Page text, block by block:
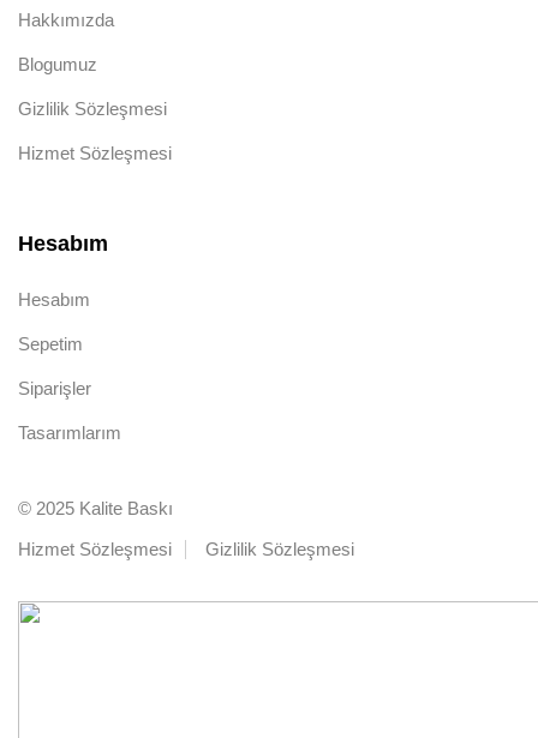
Hakkımızda
Blogumuz
Gizlilik Sözleşmesi
Hizmet Sözleşmesi
Hesabım
Hesabım
Sepetim
Siparişler
Tasarımlarım
© 2025 Kalite Baskı
Hizmet Sözleşmesi
Gizlilik Sözleşmesi